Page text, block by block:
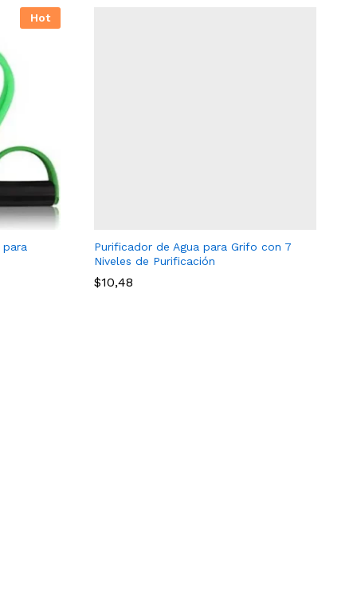
Hot
Purificador de Agua para Grifo con 7
Niveles de Purificación
$10,48